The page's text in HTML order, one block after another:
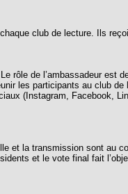
club de lecture. Ils
rôle de l’ambassadeur est
les participants au club
(Instagram, Facebook,
et la transmission sont au
et le vote final fait